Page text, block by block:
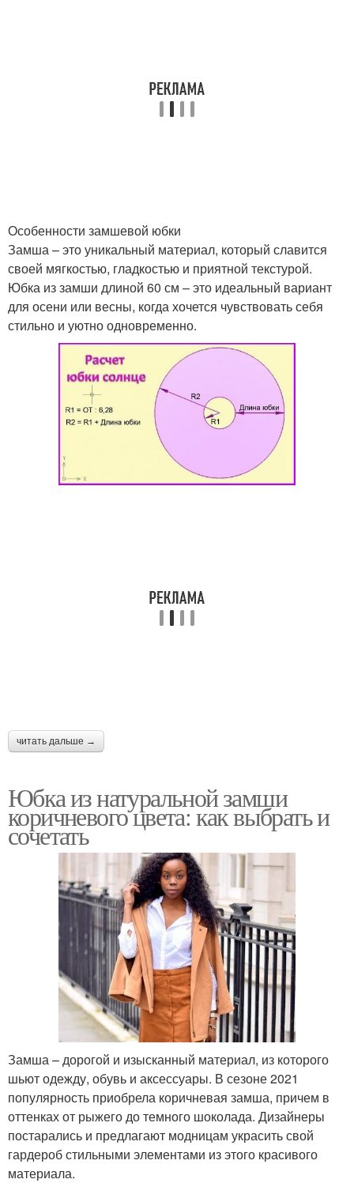
Одежда для женщин
Особенности замшевой юбки
Замша – это уникальный материал, который славится
своей мягкостью, гладкостью и приятной текстурой.
Юбка из замши длиной 60 см – это идеальный вариант
для осени или весны, когда хочется чувствовать себя
стильно и уютно одновременно.
читать дальше →
Юбка из натуральной замши
коричневого цвета: как выбрать и
сочетать
Замша – дорогой и изысканный материал, из которого
шьют одежду, обувь и аксессуары. В сезоне 2021
популярность приобрела коричневая замша, причем в
оттенках от рыжего до темного шоколада. Дизайнеры
постарались и предлагают модницам украсить свой
гардероб стильными элементами из этого красивого
материала.